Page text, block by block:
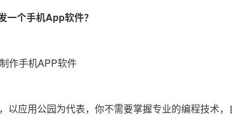
一个手机App软件？
应用公园为代表，你不需要掌握专业的编程技术